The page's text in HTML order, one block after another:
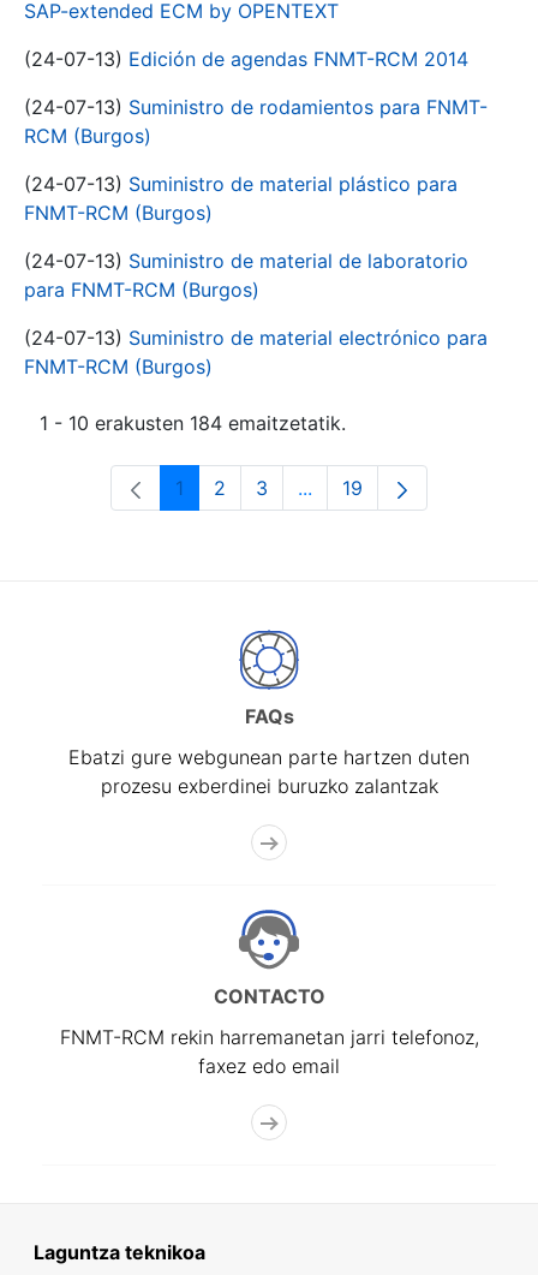
SAP-extended ECM by OPENTEXT
(24-07-13) Edición de agendas FNMT-RCM 2014
(24-07-13) Suministro de rodamientos para FNMT-
RCM (Burgos)
(24-07-13) Suministro de material plástico para
FNMT-RCM (Burgos)
(24-07-13) Suministro de material de laboratorio
para FNMT-RCM (Burgos)
(24-07-13) Suministro de material electrónico para
FNMT-RCM (Burgos)
1 - 10 erakusten 184 emaitzetatik.
Orrialdea
1 Orrialdea
2 Orrialdea
3 ...Intermediate Pages Use
Orrialdea
19
FAQs
Ebatzi gure webgunean parte hartzen duten
prozesu exberdinei buruzko zalantzak
CONTACTO
FNMT-RCM rekin harremanetan jarri telefonoz,
faxez edo email
Laguntza teknikoa